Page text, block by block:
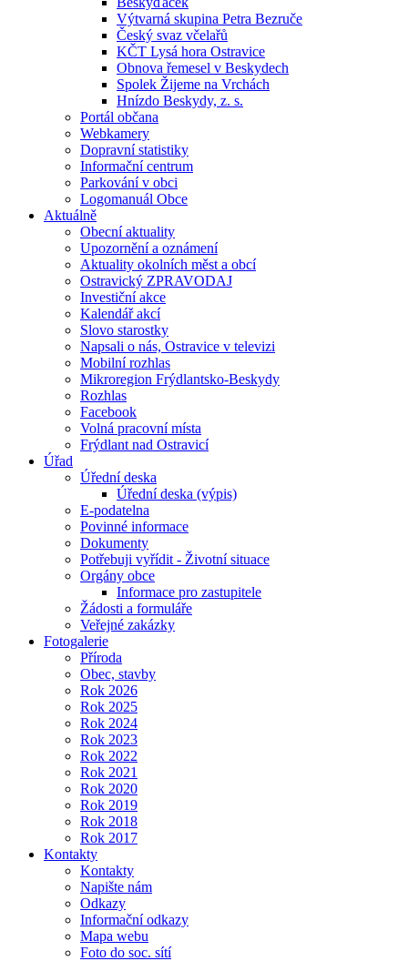
Výtvarná skupina Petra Bezruče
Český svaz včelařů
KČT Lysá hora Ostravice
Obnova řemesel v Beskydech
Spolek Žijeme na Vrchách
Hnízdo Beskydy, z. s.
Portál občana
Webkamery
Dopravní statistiky
Informační centrum
Parkování v obci
Logomanuál Obce
Aktuálně
Obecní aktuality
Upozornění a oznámení
Aktuality okolních měst a obcí
Ostravický ZPRAVODAJ
Investiční akce
Kalendář akcí
Slovo starostky
Napsali o nás, Ostravice v televizi
Mobilní rozhlas
Mikroregion Frýdlantsko-Beskydy
Rozhlas
Facebook
Volná pracovní místa
Frýdlant nad Ostravicí
Úřad
Úřední deska
Úřední deska (výpis)
E-podatelna
Povinné informace
Dokumenty
Potřebuji vyřídit - Životní situace
Orgány obce
Informace pro zastupitele
Žádosti a formuláře
Veřejné zakázky
Fotogalerie
Příroda
Obec, stavby
Rok 2026
Rok 2025
Rok 2024
Rok 2023
Rok 2022
Rok 2021
Rok 2020
Rok 2019
Rok 2018
Rok 2017
Kontakty
Kontakty
Napište nám
Odkazy
Informační odkazy
Mapa webu
Foto do soc. sítí